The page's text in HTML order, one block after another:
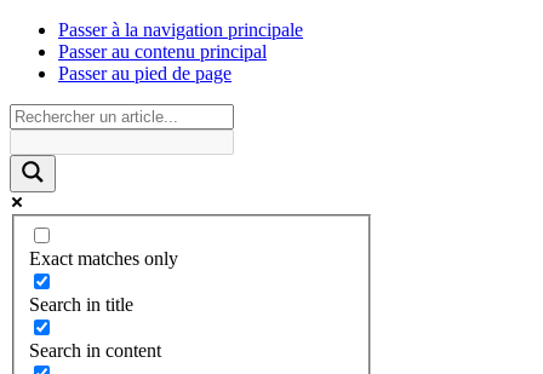
Passer à la navigation principale
Passer au contenu principal
Passer au pied de page
Exact matches only
Search in title
Search in content